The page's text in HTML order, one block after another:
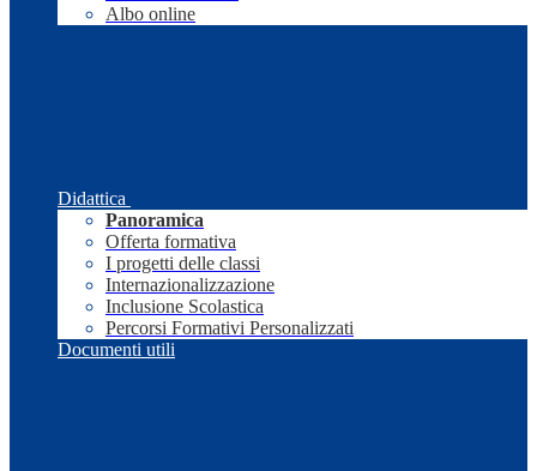
Albo online
Didattica
Panoramica
Offerta formativa
I progetti delle classi
Internazionalizzazione
Inclusione Scolastica
Percorsi Formativi Personalizzati
Documenti utili